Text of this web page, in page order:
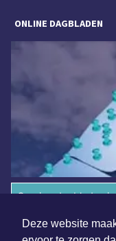
Deze website
ONLINE DAGBLADEN
Overige dagbladen
Algemene voorwaarden